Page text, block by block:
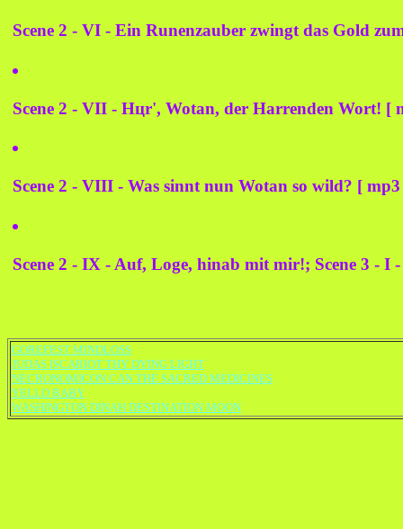
Scene 2 - VI - Ein Runenzauber zwingt das Gold
Scene 2 - VII - Hцr', Wotan, der Harrenden Wort! [
Scene 2 - VIII - Was sinnt nun Wotan so wild? [
Scene 2 - IX - Auf, Loge, hinab mit mir!; Scene 3 - I
GOREFEST MINDLOSS
JUDAS ISCARIOT THY DYING LIGHT
NECRONOMICON CAN THE SACRED MEDICINES
YELLO BABY
WASHINGTON DINAH DESTINATION MOON